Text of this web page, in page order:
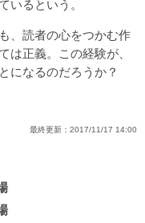
いるという。
、読者の心をつかむ作
は正義。この経験が、
になるのだろうか？
最終更新： 2017/11/17 14:00